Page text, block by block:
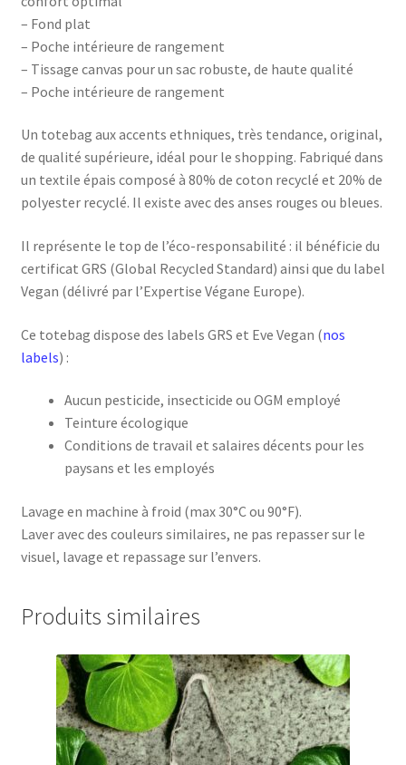
– Fond plat
– Poche intérieure de rangement
– Tissage canvas pour un sac robuste, de haute qualité
– Poche intérieure de rangement
Un totebag aux accents ethniques, très tendance, original,
de qualité supérieure, idéal pour le shopping. Fabriqué dans
un textile épais composé à 80% de coton recyclé et 20% de
polyester recyclé. Il existe avec des anses rouges ou bleues.
Il représente le top de l’éco-responsabilité : il bénéficie du
certificat GRS (Global Recycled Standard) ainsi que du label
Vegan (délivré par l’Expertise Végane Europe).
Ce totebag dispose des labels GRS et Eve Vegan (nos
labels) :
Aucun pesticide, insecticide ou OGM employé
Teinture écologique
Conditions de travail et salaires décents pour les
paysans et les employés
Lavage en machine à froid (max 30°C ou 90°F).
Laver avec des couleurs similaires, ne pas repasser sur le
visuel, lavage et repassage sur l’envers.
Produits similaires